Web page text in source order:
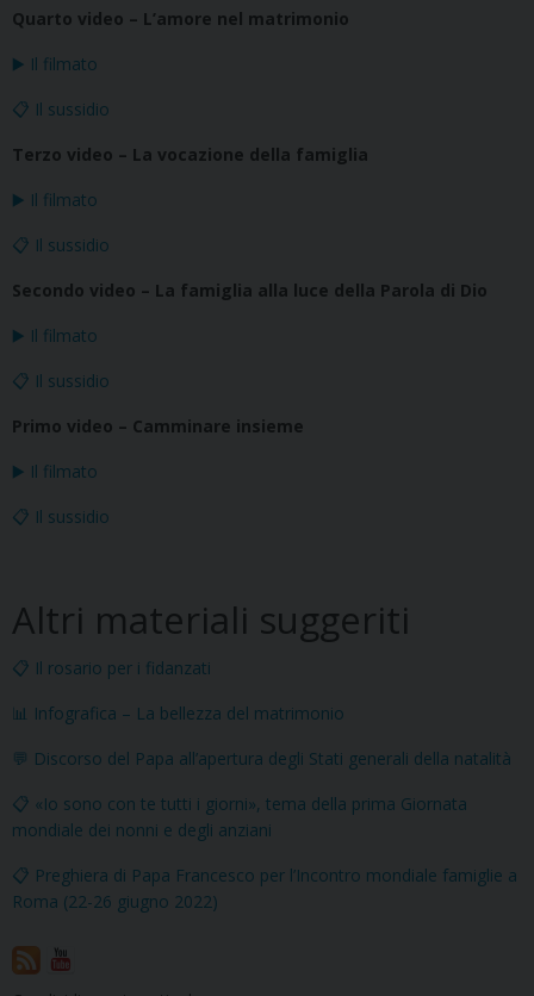
Quarto video – L’amore nel matrimonio
▶️ Il filmato
📋 Il sussidio
Terzo video – La vocazione della famiglia
▶️ Il filmato
📋 Il sussidio
Secondo video – La famiglia alla luce della Parola di Dio
▶️ Il filmato
📋 Il sussidio
Primo video – Camminare insieme
▶️ Il filmato
📋 Il sussidio
Altri materiali suggeriti
📋 Il rosario per i fidanzati
📊 Infografica – La bellezza del matrimonio
💬 Discorso del Papa all’apertura degli Stati generali della natalità
📋 «Io sono con te tutti i giorni», tema della prima Giornata
mondiale dei nonni e degli anziani
📋 Preghiera di Papa Francesco per l’Incontro mondiale famiglie a
Roma (22-26 giugno 2022)